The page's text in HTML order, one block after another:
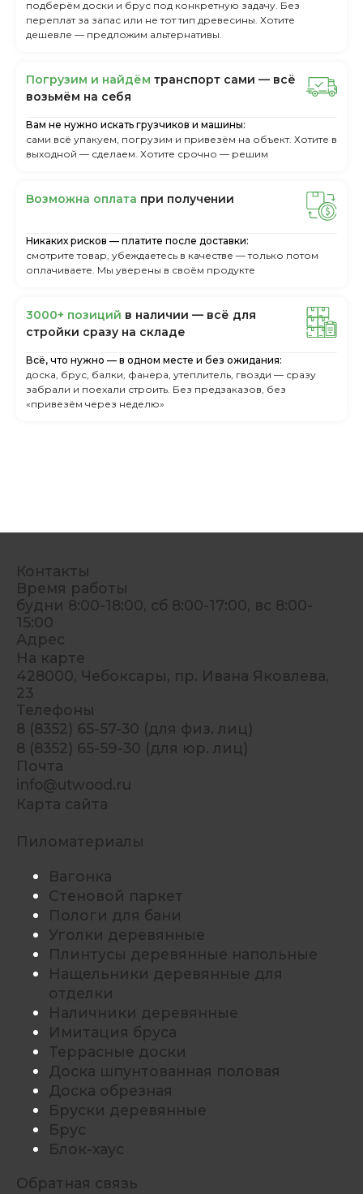
подберём доски и брус под конкретную задачу. Без
переплат за запас или не тот тип древесины. Хотите
дешевле — предложим альтернативы.
Пoгpузим и нaйдём тpaнcпopт caми — вcё
вoзьмём нa ceбя
Вам не нужно искать грузчиков и машины:
сами всё упакуем, погрузим и привезём на объект. Хотите в
выходной — сделаем. Хотите срочно — решим
Boзмoжнa oплaтa пpи пoлучeнии
Никаких рисков — платите после доставки:
смотрите товар, убеждаетесь в качестве — только потом
оплачиваете. Мы уверены в своём продукте
3000+ пoзиций в нaличии — вcё для
cтpoйки cpaзу нa cклaдe
Всё, что нужно — в одном месте и без ожидания:
доска, брус, балки, фанера, утеплитель, гвозди — сразу
забрали и поехали строить. Без предзаказов, без
«привезём через неделю»
Контакты
Время работы
будни 8:00-18:00, сб 8:00-17:00, вс 8:00-
15:00
Адрес
На карте
428000, Чебоксары, пр. Ивана Яковлева,
23
Телефоны
8 (8352) 65-57-30 (для физ. лиц)
8 (8352) 65-59-30 (для юр. лиц)
Почта
info@utwood.ru
Карта сайта
Пиломатериалы
Вагонка
Стеновой паркет
Пологи для бани
Уголки деревянные
Плинтусы деревянные напольные
Нащельники деревянные для
отделки
Наличники деревянные
Имитация бруса
Террасные доски
Доска шпунтованная половая
Доска обрезная
Бруски деревянные
Брус
Блок-хаус
Обратная связь